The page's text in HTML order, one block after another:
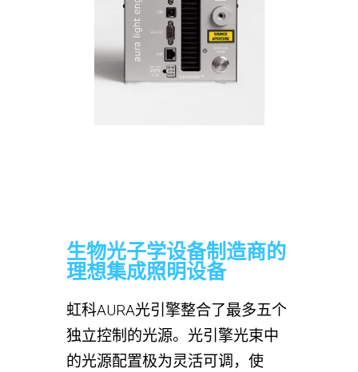
生物光子学设备制造商的
理想集成照明设备
虹科AURA光引擎整合了最多五个
独立控制的光源。光引擎光束中
的光源配置极为灵活可调，使